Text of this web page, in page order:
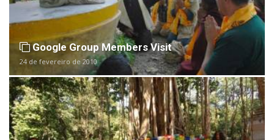
Google Group Members Visit
24 de fevereiro de 2010